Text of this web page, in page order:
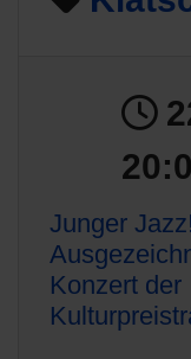
Junger Jazz!
Konzert der